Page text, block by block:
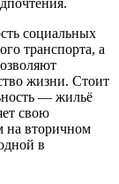
социальных
транспорта, а
жизни. Стоит
— жильё
свою
на вторичном
в